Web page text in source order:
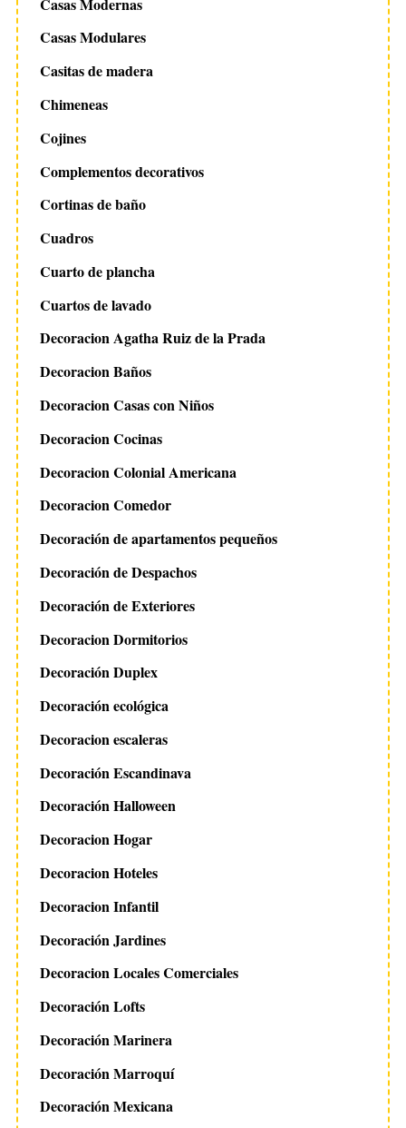
Casas Modulares
Casitas de madera
Chimeneas
Cojines
Complementos decorativos
Cortinas de baño
Cuadros
Cuarto de plancha
Cuartos de lavado
Decoracion Agatha Ruiz de la Prada
Decoracion Baños
Decoracion Casas con Niños
Decoracion Cocinas
Decoracion Colonial Americana
Decoracion Comedor
Decoración de apartamentos pequeños
Decoración de Despachos
Decoración de Exteriores
Decoracion Dormitorios
Decoración Duplex
Decoración ecológica
Decoracion escaleras
Decoración Escandinava
Decoración Halloween
Decoracion Hogar
Decoracion Hoteles
Decoracion Infantil
Decoración Jardines
Decoracion Locales Comerciales
Decoración Lofts
Decoración Marinera
Decoración Marroquí
Decoración Mexicana